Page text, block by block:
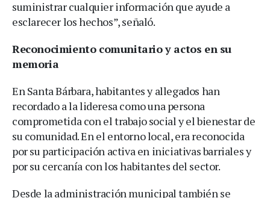
suministrar cualquier información que ayude a
esclarecer los hechos”, señaló.
Reconocimiento comunitario y actos en su
memoria
En Santa Bárbara, habitantes y allegados han
recordado a la lideresa como una persona
comprometida con el trabajo social y el bienestar de
su comunidad. En el entorno local, era reconocida
por su participación activa en iniciativas barriales y
por su cercanía con los habitantes del sector.
Desde la administración municipal también se